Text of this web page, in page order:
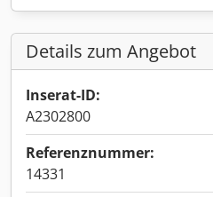
Details zum Angebot
Inserat-ID:
A2302800
Referenznummer:
14331